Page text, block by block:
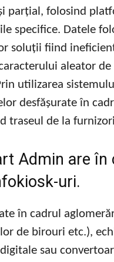
parțial, folosind
specifice. Datele
soluții fiind
aleator
utilizarea
desfășurate în
traseul de la
Admin are
uri.
în cadrul
de birouri etc.),
sau